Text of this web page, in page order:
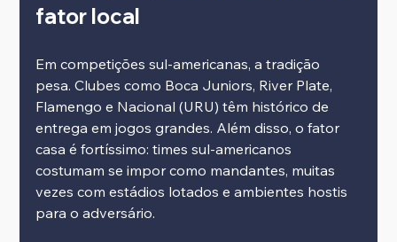
fator local
Em competições sul-americanas, a tradição
pesa. Clubes como Boca Juniors, River Plate,
Flamengo e Nacional (URU) têm histórico de
entrega em jogos grandes. Além disso, o fator
casa é fortíssimo: times sul-americanos
costumam se impor como mandantes, muitas
vezes com estádios lotados e ambientes hostis
para o adversário.